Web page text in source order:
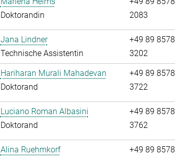
Doktorandin
2083
Jana Lindner
Technische Assistentin
+49 89 8578
3202
Hariharan Murali Mahadevan
Doktorand
+49 89 8578
3722
Luciano Roman Albasini
Doktorand
+49 89 8578
3762
Alina Ruehmkorf
+49 89 8578